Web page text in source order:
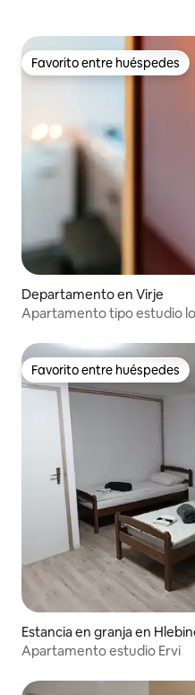
Favorito entre huéspedes
Favorito entre huéspedes
Departamento en Virje
Apartamento tipo estudio
Favorito entre huéspedes
Favorito entre huéspedes
Estancia en granja en
Apartamento estudio Ervi